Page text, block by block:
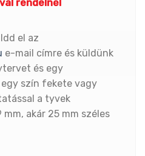
rendelnél
el az
e-mail címre és küldünk
és egy
szín fekete vagy
a tyvek
mm, akár 25 mm széles